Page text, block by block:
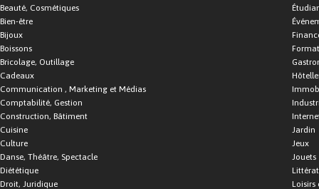
Beauté, Cosmétiques
Bien-être
Bijoux
Boissons
Bricolage, Outillage
Cadeaux
Communication , Marketing et Médias
Comptabilité, Gestion
Construction, Bâtiment
Cuisine
Culture
Danse, Théâtre, Spectacle
Diététique
Droit, Juridique
Jardin
Jeux
Jouets
Loisirs